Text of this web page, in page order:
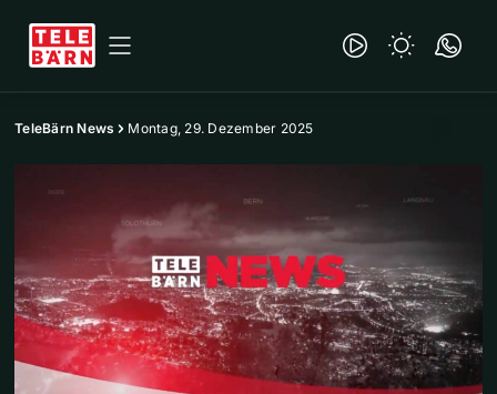
TeleBärn News Montag, 29. Dezember 2025